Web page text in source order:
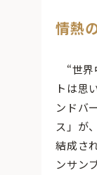
情熱
“世界
トは思
ンドバ
ス」が
結成さ
ンサン